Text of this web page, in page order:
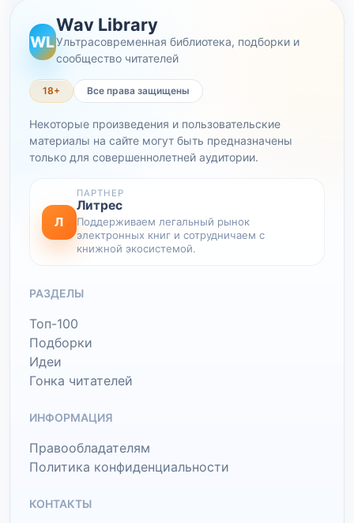
WL
Wav Library
Ультрасовременная библиотека, подборки и
сообщество читателей
18+ Все права защищены
Некоторые произведения и пользовательские
материалы на сайте могут быть предназначены
только для совершеннолетней аудитории.
Л
ПАРТНЕР
Литрес
Поддерживаем легальный рынок
электронных книг и сотрудничаем с
книжной экосистемой.
РАЗДЕЛЫ
Топ-100
Подборки
Идеи
Гонка читателей
ИНФОРМАЦИЯ
Правообладателям
Политика конфиденциальности
КОНТАКТЫ